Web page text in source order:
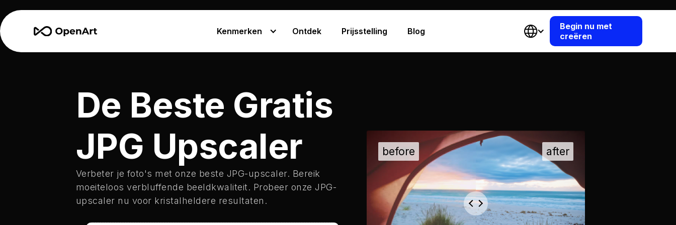
De Beste Gratis
JPG Upscaler
Verbeter je foto's met onze beste JPG-upscaler. Bereik
moeiteloos verbluffende beeldkwaliteit. Probeer onze JPG-
upscaler nu voor kristalheldere resultaten.
Kenmerken Ontdek Prijsstelling Blog
Begin nu met
creëren